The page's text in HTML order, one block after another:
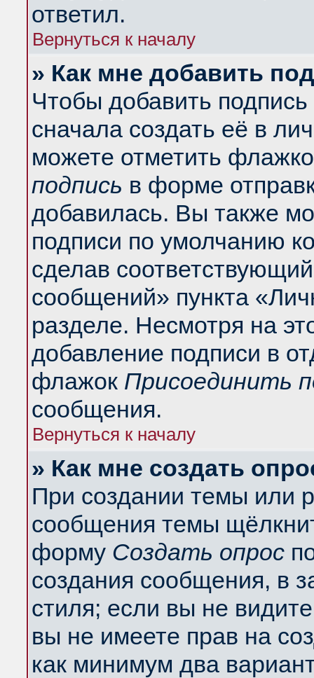
ответил.
Вернуться к началу
» Как мне добавить
Чтобы добавить
сначала создать её в
можете отметить
подпись в форме
добавилась. Вы также
подписи по умолчанию
сделав
сообщений» пункта
разделе. Несмотря на
добавление подписи в
флажок Присоединить
сообщения.
Вернуться к началу
» Как мне создать
При создании темы или
сообщения темы
форму Создать опрос
создания сообщения, в
стиля; если вы не
вы не имеете прав на
как минимум два